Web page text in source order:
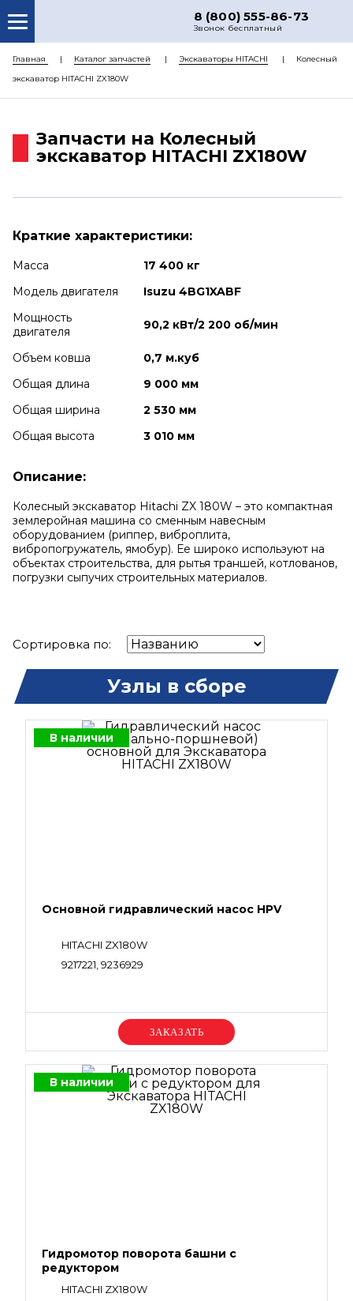
8 (800) 555-86-73
Звонок бесплатный
О НАС
КАТАЛОГ ЗАПЧАСТЕЙ
ДОСТАВКА
Главная Каталог запчастей Экскаваторы HITACHI
Колесный
экскаватор HITACHI ZX180W
Запчасти на Колесный
экскаватор HITACHI ZX180W
Краткие характеристики:
Масса
17 400 кг
Модель двигателя
Isuzu 4BG1XABF
Мощность
двигателя
90,2 кВт/2 200 об/мин
Объем ковша
0,7 м.куб
Общая длина
9 000 мм
Общая ширина
2 530 мм
Общая высота
3 010 мм
Описание:
Колесный экскаватор Hitachi ZX 180W – это компактная
землеройная машина со сменным навесным
оборудованием (риппер, виброплита,
вибропогружатель, ямобур). Ее широко используют на
объектах строительства, для рытья траншей, котлованов,
погрузки сыпучих строительных материалов.
Сортировка по:
Узлы в сборе
В наличии
Основной гидравлический насос HPV
HITACHI ZX180W
9217221, 9236929
Уточняйте цену
В наличии
Гидромотор поворота башни с
редуктором
HITACHI ZX180W